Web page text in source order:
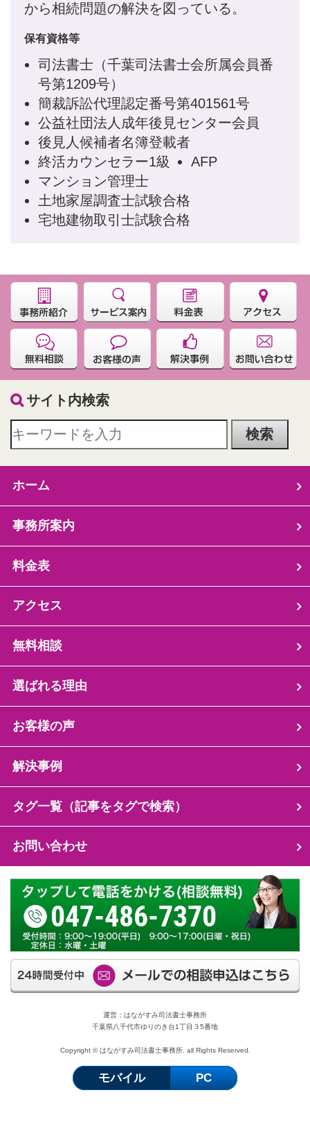
から相続問題の解決を図っている。
保有資格等
司法書士（千葉司法書士会所属会員番
号第1209号）
簡裁訴訟代理認定番号第401561号
公益社団法人成年後見センター会員
後見人候補者名簿登載者
終活カウンセラー1級
AFP
マンション管理士
土地家屋調査士試験合格
宅地建物取引士試験合格
サイト内検索
ホーム
事務所案内
料金表
アクセス
無料相談
選ばれる理由
お客様の声
解決事例
タグ一覧（記事をタグで検索）
お問い合わせ
047-486-7370
運営：はながすみ司法書士事務所
千葉県八千代市ゆりのき台1丁目３5番地
Copyright © はながすみ司法書士事務所. all Rights Reserved.
モバイル PC